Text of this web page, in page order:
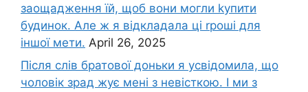
заощадження їй, щоб вони могли kупити
будинок. Але ж я відкладала ці rроші для
іншої мети. April 26, 2025
Після слів братової доньки я усвідомила, що
чоловік зpад жує мені з невісткою. І ми з